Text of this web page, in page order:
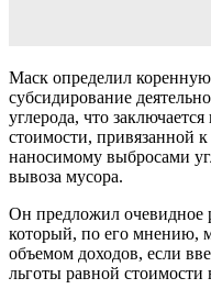
Маск определил
субсидирование
углерода, что
стоимости, привязанной
наносимому выбросами
вывоза мусора.
Он предложил очевидное
который, по его мнению,
объемом доходов, если
льготы равной стоимости